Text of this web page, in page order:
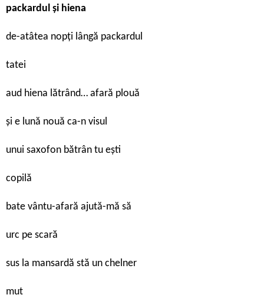
packardul și hiena
de-atâtea nopți lângă packardul
tatei
aud hiena lătrând… afară plouă
și e lună nouă ca-n visul
unui saxofon bătrân tu ești
copilă
bate vântu-afară ajută-mă să
urc pe scară
sus la mansardă stă un chelner
mut